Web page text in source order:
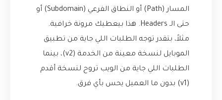
المسار (Path) أو النطاق الفرعي (Subdomain) أو
حتى الـ Headers. هذا بيعطيك مرونة خرافية.
مثلاً، بتقدر توجه الطلبات اللي جاية من تطبيق
الموبايل لنسخة معينة من الخدمة (v2)، بينما
الطلبات اللي جاية من الويب تروح لنسخة أقدم
(v1) بدون ما العميل يحس بأي فرق.